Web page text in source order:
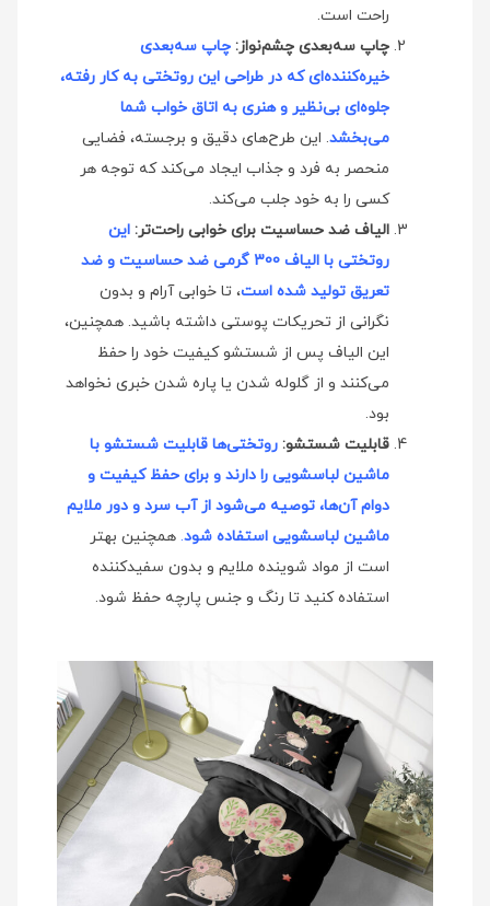
راحت است.
چاپ سه‌بعدی چشم‌نواز: چاپ سه‌بعدی
خیره‌کننده‌ای که در طراحی این روتختی به کار رفته،
جلوه‌ای بی‌نظیر و هنری به اتاق خواب شما
می‌بخشد. این طرح‌های دقیق و برجسته، فضایی
منحصر به فرد و جذاب ایجاد می‌کند که توجه هر
کسی را به خود جلب می‌کند.
الیاف ضد حساسیت برای خوابی راحت‌تر: این
روتختی با الیاف 300 گرمی ضد حساسیت و ضد
تعریق تولید شده است، تا خوابی آرام و بدون
نگرانی از تحریکات پوستی داشته باشید. همچنین،
این الیاف پس از شستشو کیفیت خود را حفظ
می‌کنند و از گلوله شدن یا پاره شدن خبری نخواهد
بود.
قابلیت شستشو: روتختی‌ها قابلیت شستشو با
ماشین لباسشویی را دارند و برای حفظ کیفیت و
دوام آن‌ها، توصیه می‌شود از آب سرد و دور ملایم
ماشین لباسشویی استفاده شود. همچنین بهتر
است از مواد شوینده ملایم و بدون سفیدکننده
استفاده کنید تا رنگ و جنس پارچه حفظ شود.